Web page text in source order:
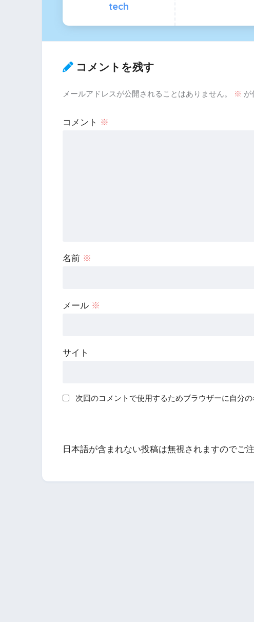
tech
コメントを残す
メールアドレスが公開されることはありません。 ※ が
コメント ※
名前 ※
メール ※
サイト
次回のコメントで使用するためブラウザーに自分
日本語が含まれない投稿は無視されますのでご